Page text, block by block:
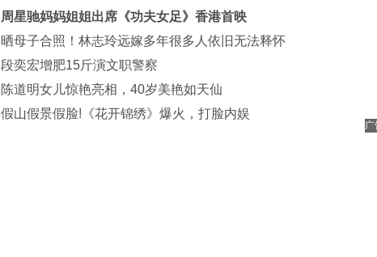
周星驰妈妈姐姐出席《功夫女足》香港首映
晒母子合照！林志玲远嫁多年很多人依旧无法释怀
段奕宏增肥15斤演文职警察
陈道明女儿惊艳亮相，40岁美艳如天仙
假山假景假脸!《花开锦绣》爆火，打脸内娱